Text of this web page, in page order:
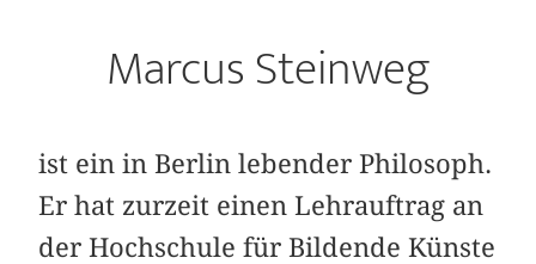
Marcus Steinweg
ist ein in Berlin lebender Philosoph.
Er hat zurzeit einen Lehrauftrag an
der Hochschule für Bildende Künste